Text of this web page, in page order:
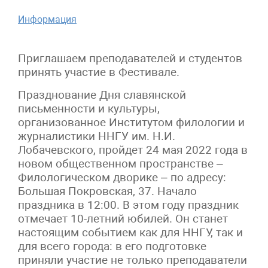
Информация
Приглашаем преподавателей и студентов
принять участие в Фестивале.
Празднование Дня славянской
письменности и культуры,
организованное Институтом филологии и
журналистики ННГУ им. Н.И.
Лобачевского, пройдет 24 мая 2022 года в
новом общественном пространстве –
Филологическом дворике – по адресу:
Большая Покровская, 37. Начало
праздника в 12:00. В этом году праздник
отмечает 10-летний юбилей. Он станет
настоящим событием как для ННГУ, так и
для всего города: в его подготовке
приняли участие не только преподаватели